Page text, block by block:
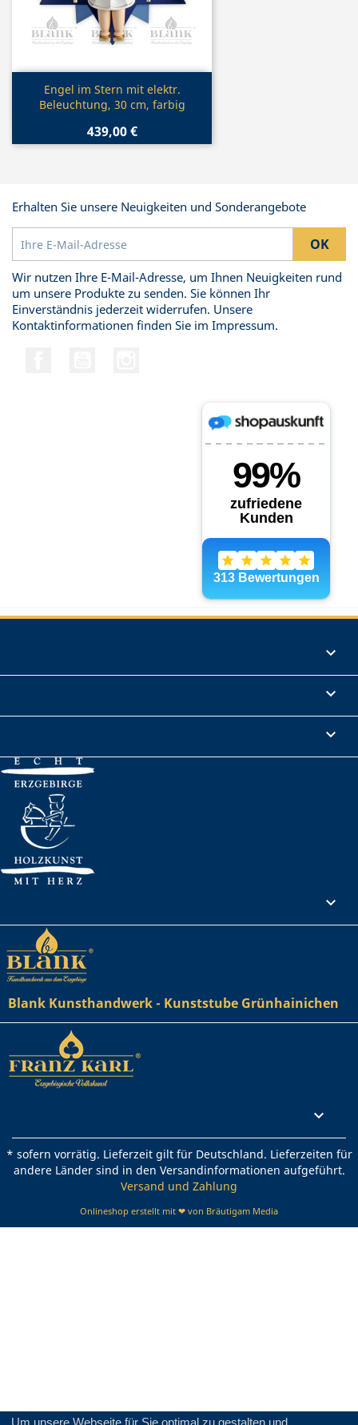
Um unsere Webseite für Sie optimal zu gestalten und
 Vorschau
Engel im Stern mit elektr.
Beleuchtung, 30 cm, farbig
439,00 €
Erhalten Sie unsere Neuigkeiten und Sonderangebote
Wir nutzen Ihre E-Mail-Adresse, um Ihnen Neuigkeiten rund
um unsere Produkte zu senden. Sie können Ihr
Einverständnis jederzeit widerrufen. Unsere
Kontaktinformationen finden Sie im Impressum.




Blank Kunsthandwerk - Kunststube Grünhainichen

* sofern vorrätig. Lieferzeit gilt für Deutschland. Lieferzeiten für
andere Länder sind in den Versandinformationen aufgeführt.
Versand und Zahlung
Onlineshop erstellt mit ❤ von Bräutigam Media